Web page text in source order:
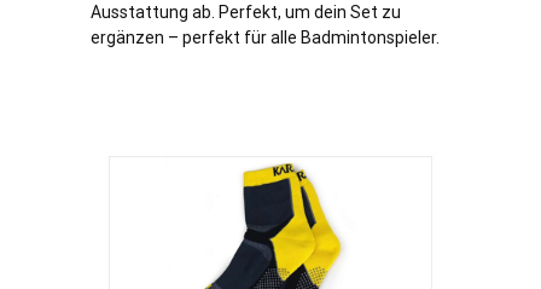
Ausstattung ab. Perfekt, um dein Set zu
ergänzen – perfekt für alle Badmintonspieler.